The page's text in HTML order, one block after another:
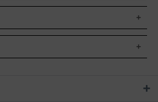
Salvia verticillata 'Purple